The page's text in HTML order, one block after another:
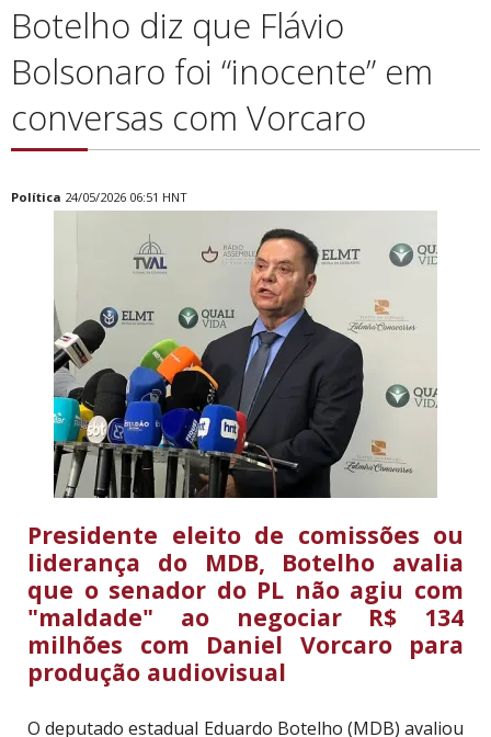
Botelho diz que Flávio
Bolsonaro foi “inocente” em
conversas com Vorcaro
Política 24/05/2026 06:51 HNT
Presidente eleito de comissões ou
liderança do MDB, Botelho avalia
que o senador do PL não agiu com
"maldade" ao negociar R$ 134
milhões com Daniel Vorcaro para
produção audiovisual
O deputado estadual Eduardo Botelho (MDB) avaliou